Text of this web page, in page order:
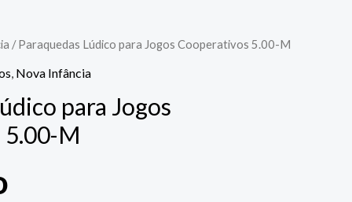
/ Paraquedas Lúdico para Jogos Cooperativos 5.00-M
Nova Infância
para Jogos
M